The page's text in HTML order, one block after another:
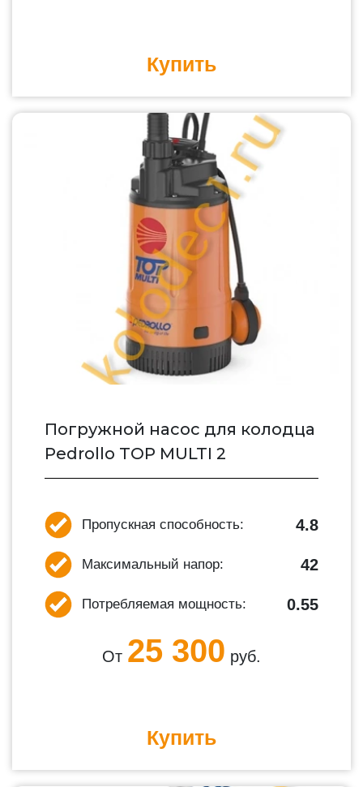
Купить
Погружной насос для колодца
Pedrollo TOP MULTI 2
Пропускная способность: 4.8
Максимальный напор: 42
Потребляемая мощность: 0.55
От 25 300 руб.
Купить